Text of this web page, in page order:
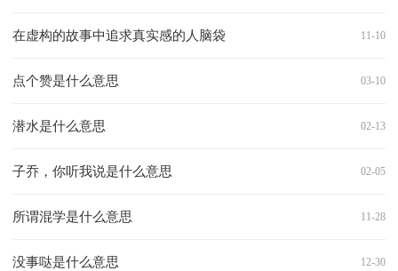
11-10
在虚构的故事中追求真实感的人脑袋
03-10
点个赞是什么意思
02-13
潜水是什么意思
02-05
子乔，你听我说是什么意思
11-28
所谓混学是什么意思
12-30
没事哒是什么意思